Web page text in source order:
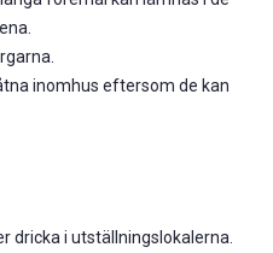
inomhus eftersom de kan
dricka i utställningslokalerna.